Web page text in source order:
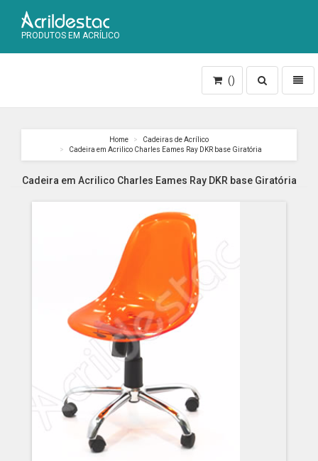
PRODUTOS EM ACRÍLICO
Toggle
search
()
Home
Cadeiras de Acrílico
Cadeira em Acrilico Charles Eames Ray DKR base Giratória
Cadeira em Acrilico Charles Eames Ray DKR base Giratória